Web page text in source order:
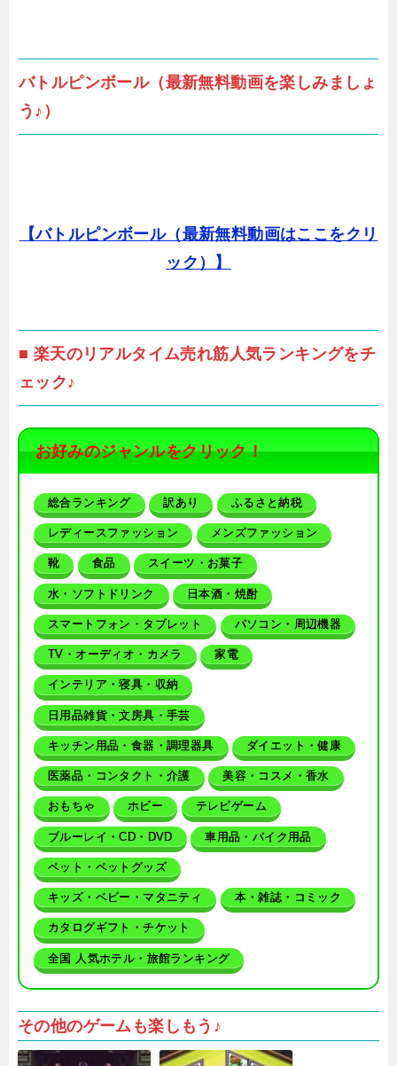
バトルピンボール（最新無料動画を楽しみましょ
う♪）
【バトルピンボール（最新無料動画はここをクリ
ック）】
■ 楽天のリアルタイム売れ筋人気ランキングをチ
ェック♪
お好みのジャンルをクリック！
総合ランキング 訳あり ふるさと納税
レディースファッション メンズファッション
靴 食品 スイーツ・お菓子
水・ソフトドリンク 日本酒・焼酎
スマートフォン・タブレット パソコン・周辺機器
TV・オーディオ・カメラ 家電
インテリア・寝具・収納
日用品雑貨・文房具・手芸
キッチン用品・食器・調理器具 ダイエット・健康
医薬品・コンタクト・介護 美容・コスメ・香水
おもちゃ ホビー テレビゲーム
ブルーレイ・CD・DVD 車用品・バイク用品
ペット・ペットグッズ
キッズ・ベビー・マタニティ 本・雑誌・コミック
カタログギフト・チケット
全国 人気ホテル・旅館ランキング
その他のゲームも楽しもう♪